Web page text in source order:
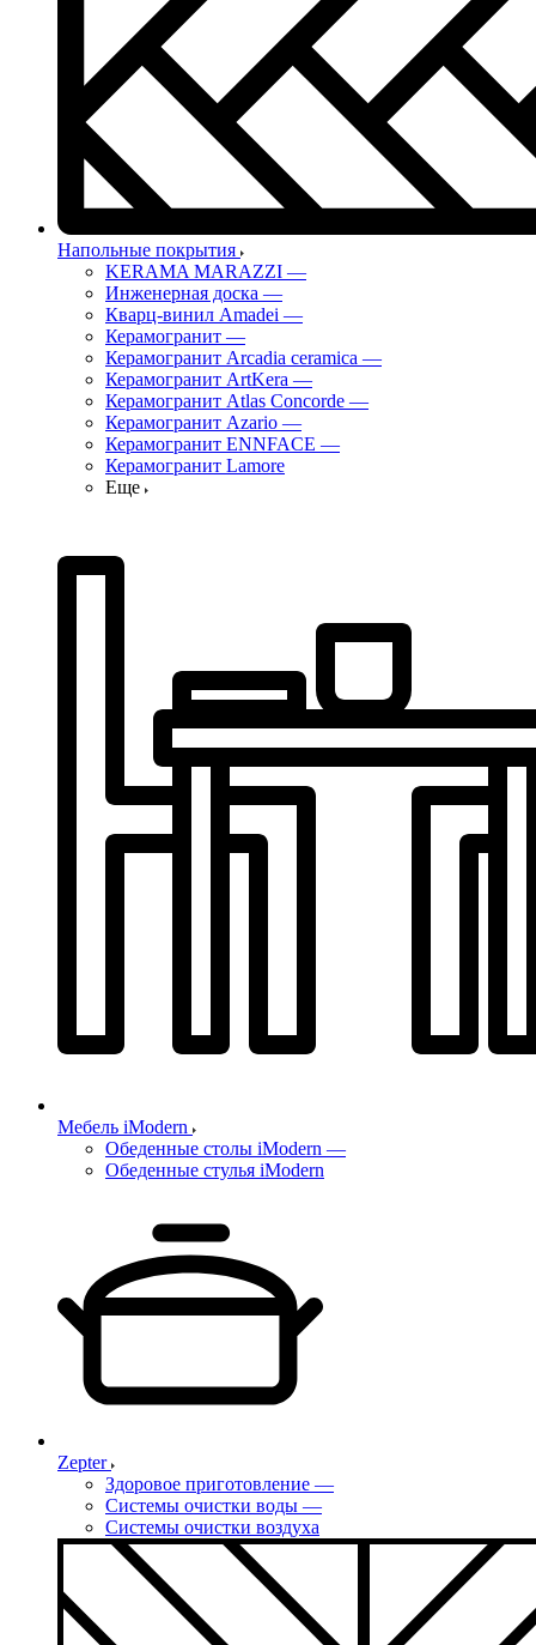
Напольные покрытия
KERAMA MARAZZI —
Инженерная доска —
Кварц-винил Amadei —
Керамогранит —
Керамогранит Arcadia ceramica —
Керамогранит ArtKera —
Керамогранит Atlas Concorde —
Керамогранит Azario —
Керамогранит ENNFACE —
Керамогранит Lamore
Еще
Мебель iModern
Обеденные столы iModern —
Обеденные стулья iModern
Zepter
Здоровое приготовление —
Системы очистки воды —
Системы очистки воздуха